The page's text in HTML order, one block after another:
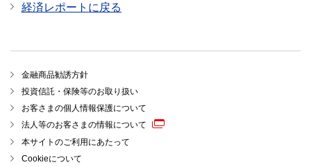
経済レポートに戻る
金融商品勧誘方針
投資信託・保険等のお取り扱い
お客さまの個人情報保護について
法人等のお客さまの情報について
本サイトのご利用にあたって
Cookieについて